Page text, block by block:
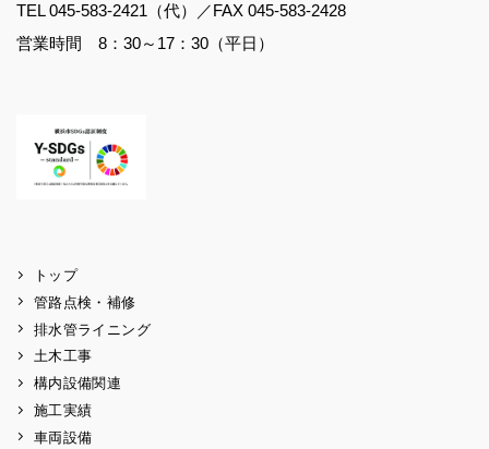
TEL 045-583-2421（代）／FAX 045-583-2428
営業時間 8：30～17：30（平日）
トップ
管路点検・補修
排水管ライニング
土木工事
構内設備関連
施工実績
車両設備